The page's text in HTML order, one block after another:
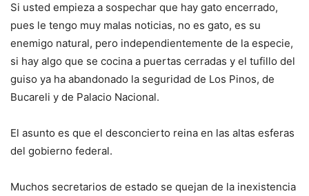
Si usted empieza a sospechar que hay gato encerrado,
pues le tengo muy malas noticias, no es gato, es su
enemigo natural, pero independientemente de la especie,
si hay algo que se cocina a puertas cerradas y el tufillo del
guiso ya ha abandonado la seguridad de Los Pinos, de
Bucareli y de Palacio Nacional.
El asunto es que el desconcierto reina en las altas esferas
del gobierno federal.
Muchos secretarios de estado se quejan de la inexistencia